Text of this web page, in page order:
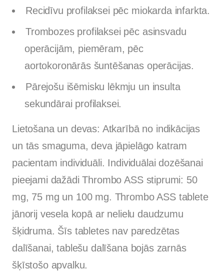
Recidīvu profilaksei pēc miokarda infarkta.
Trombozes profilaksei pēc asinsvadu
operācijām, piemēram, pēc
aortokoronārās šuntēšanas operācijas.
Pārejošu išēmisku lēkmju un insulta
sekundārai profilaksei.
Lietošana un devas: Atkarībā no indikācijas
un tās smaguma, deva jāpielāgo katram
pacientam individuāli. Individuālai dozēšanai
pieejami dažādi Thrombo ASS stiprumi: 50
mg, 75 mg un 100 mg. Thrombo ASS tablete
jānorij vesela kopā ar nelielu daudzumu
šķidruma. Šīs tabletes nav paredzētas
dalīšanai, tablešu dalīšana bojās zarnās
šķīstošo apvalku.